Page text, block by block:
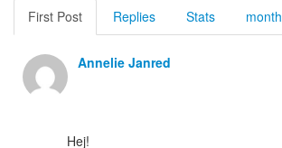
First Post Replies Stats month
Annelie Janred